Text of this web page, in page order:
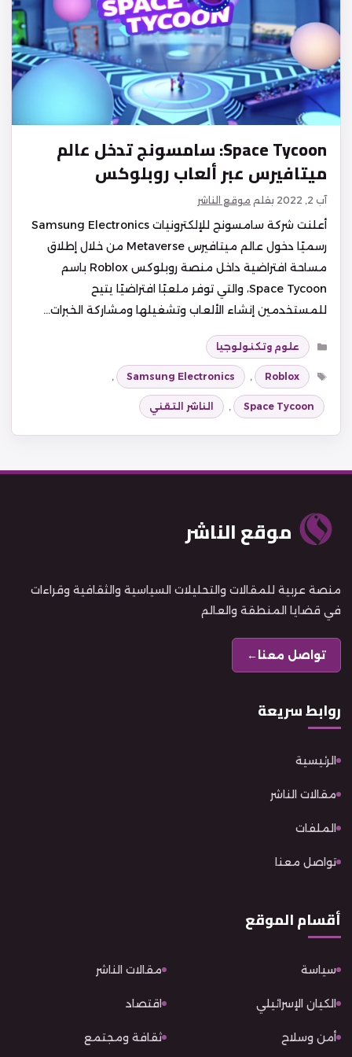
Space Tycoon: سامسونج تدخل عالم
ميتافيرس عبر ألعاب روبلوكس
آب 2, 2022 بقلم موقع الناشر
أعلنت شركة سامسونج للإلكترونيات Samsung Electronics
رسميًا دخول عالم ميتافيرس Metaverse من خلال إطلاق
مساحة افتراضية داخل منصة روبلوكس Roblox باسم
Space Tycoon، والتي توفر ملعبًا افتراضيًا يتيح
للمستخدمين إنشاء الألعاب وتشغيلها ومشاركة الخبرات…
التصنيفات
علوم وتكنولوجيا
الوسوم
Roblox
,
Samsung Electronics
,
Space Tycoon
, الناشر التقني
موقع الناشر
منصة عربية للمقالات والتحليلات السياسية والثقافية وقراءات
في قضايا المنطقة والعالم
تواصل معنا ←
روابط سريعة
الرئيسية
مقالات الناشر
الملفات
تواصل معنا
أقسام الموقع
سياسة مقالات الناشر
الكيان الإسرائيلي اقتصاد
أمن وسلاح ثقافة ومجتمع